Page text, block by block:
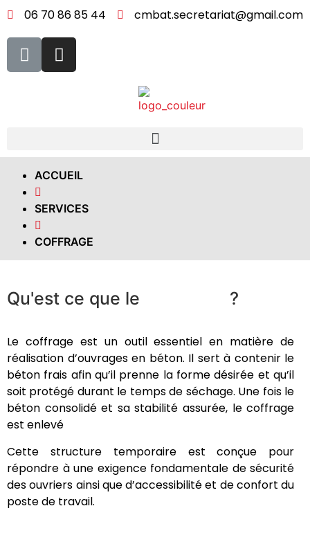
06 70 86 85 44 cmbat.secretariat@gmail.com
ACCUEIL
SERVICES
COFFRAGE
Qu'est ce que le ?
Le coffrage est un outil essentiel en matière de
réalisation d’ouvrages en béton. Il sert à contenir le
béton frais afin qu’il prenne la forme désirée et qu’il
soit protégé durant le temps de séchage. Une fois le
béton consolidé et sa stabilité assurée, le coffrage
est enlevé
Cette structure temporaire est conçue pour
répondre à une exigence fondamentale de sécurité
des ouvriers ainsi que d’accessibilité et de confort du
poste de travail.